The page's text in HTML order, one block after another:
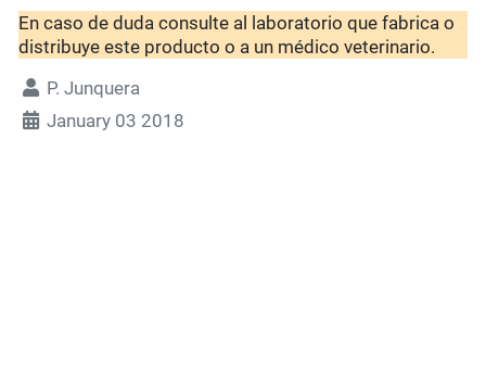
En caso de duda consulte al laboratorio que fabrica o
distribuye este producto o a un médico veterinario.
P. Junquera
January 03 2018